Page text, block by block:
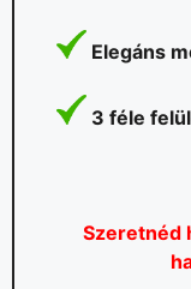
Elegáns
3 féle
Szeretnéd